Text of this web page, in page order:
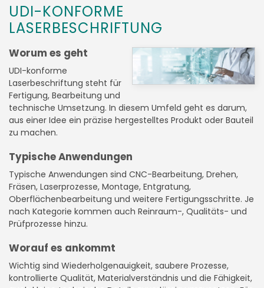
UDI-KONFORME
LASERBESCHRIFTUNG
Worum es geht
UDI-konforme
Laserbeschriftung steht für
Fertigung, Bearbeitung und
technische Umsetzung. In diesem Umfeld geht es darum,
aus einer Idee ein präzise hergestelltes Produkt oder Bauteil
zu machen.
Typische Anwendungen
Typische Anwendungen sind CNC-Bearbeitung, Drehen,
Fräsen, Laserprozesse, Montage, Entgratung,
Oberflächenbearbeitung und weitere Fertigungsschritte. Je
nach Kategorie kommen auch Reinraum-, Qualitäts- und
Prüfprozesse hinzu.
Worauf es ankommt
Wichtig sind Wiederholgenauigkeit, saubere Prozesse,
kontrollierte Qualität, Materialverständnis und die Fähigkeit,